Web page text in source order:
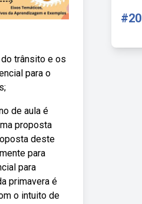
trânsito e os
para o
de aula é
proposta
deste
para
para
primavera é
o intuito de
#20